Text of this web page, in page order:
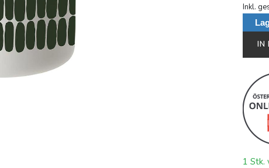
Inkl.
IN
1 Stk.